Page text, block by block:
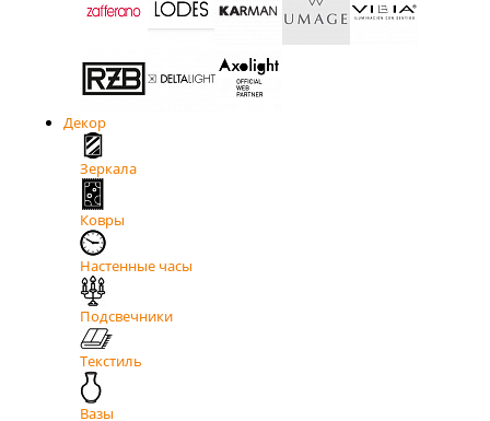
Декор
Зеркала
Ковры
Настенные часы
Подсвечники
Текстиль
Вазы